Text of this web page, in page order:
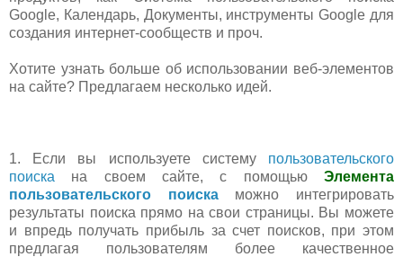
Google, Календарь, Документы, инструменты Google для
создания интернет-сообществ и проч.
Хотите узнать больше об использовании веб-элементов
на сайте? Предлагаем несколько идей.
1. Если вы используете систему
пользовательского
поиска на своем сайте, с помощью Элемента
пользовательского поискаможно интегрировать
результаты поиска прямо на свои страницы. Вы можете
и впредь получать прибыль за счет поисков, при этом
предлагая пользователям более качественное